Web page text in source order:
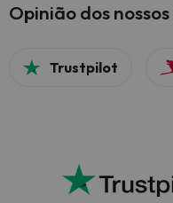
Opinião dos
Trustpilot